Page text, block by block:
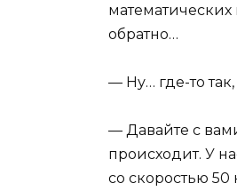
обратно…
— Ну… где-то
— Давайте с
происходит. У
со скоростью 50